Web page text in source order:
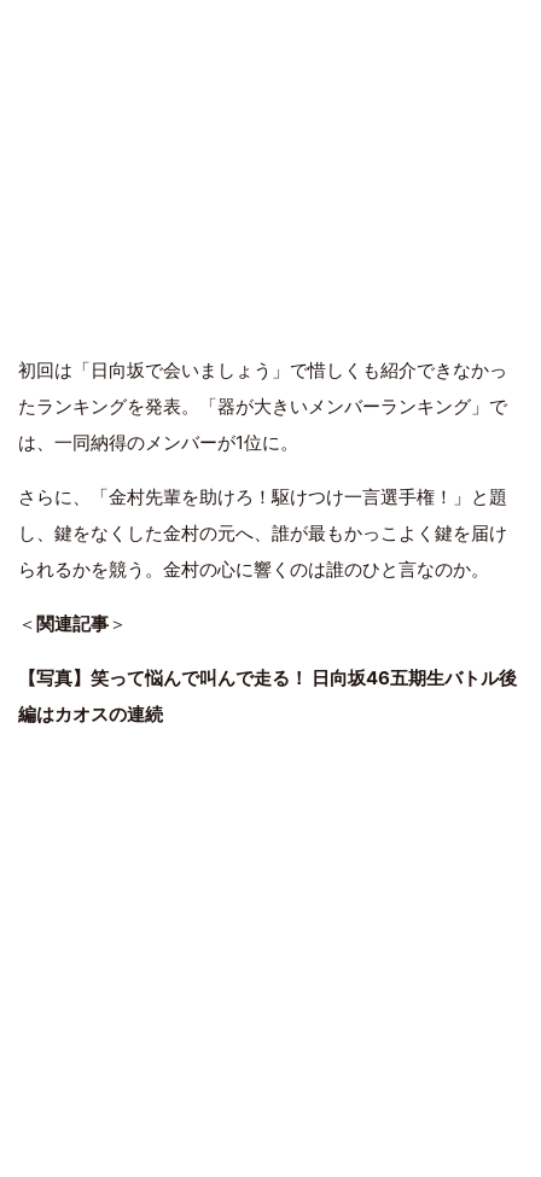
初回は「日向坂で会いましょう」で惜しくも紹介できなかっ
たランキングを発表。「器が大きいメンバーランキング」で
は、一同納得のメンバーが1位に。
さらに、「金村先輩を助けろ！駆けつけ一言選手権！」と題
し、鍵をなくした金村の元へ、誰が最もかっこよく鍵を届け
られるかを競う。金村の心に響くのは誰のひと言なのか。
＜関連記事＞
【写真】笑って悩んで叫んで走る！ 日向坂46五期生バトル後
編はカオスの連続